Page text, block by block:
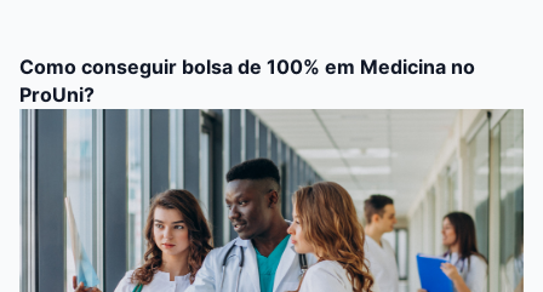
Como conseguir bolsa de 100% em Medicina no
ProUni?